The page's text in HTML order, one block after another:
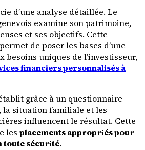
d’une analyse détaillée. Le
examine son patrimoine,
et ses objectifs. Cette
de poser les bases d’une
besoins uniques de l’investisseur,
financiers personnalisés à
grâce à un questionnaire
la situation familiale et les
influencent le résultat. Cette
les placements appropriés pour
toute sécurité.